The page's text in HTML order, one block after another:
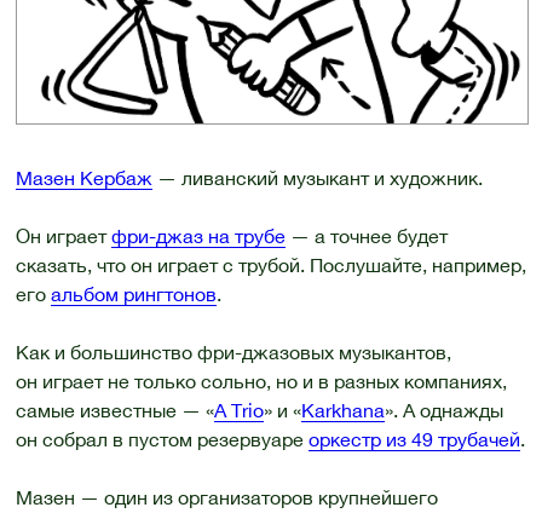
Мазен Кербаж — ливанский музыкант и художник.
Он играетфри-джаз на трубе— а точнее будет
сказать, что он играет с трубой. Послушайте, например,
его альбом рингтонов.
Как и большинство фри-джазовых музыкантов,
он играет не только сольно, но и в разных компаниях,
самые известные — «A Trio» и «Karkhana». А однажды
он собрал в пустом резервуаре оркестр из 49 трубачей.
Мазен — один из организаторов крупнейшего